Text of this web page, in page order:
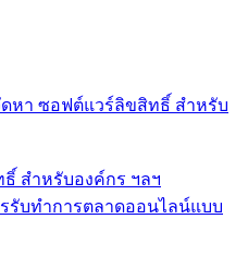
สำหรับองค์กร ฯลฯ